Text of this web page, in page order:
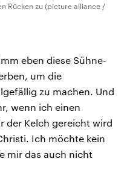
Rücken zu (picture alliance /
eben diese Sühne-
um die
zu machen. Und
wenn ich einen
der Kelch gereicht wird
Ich möchte kein
mir das auch nicht